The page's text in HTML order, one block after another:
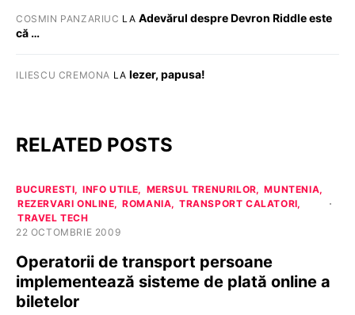
COSMIN PANZARIUC LA Adevărul despre Devron Riddle este
că …
ILIESCU CREMONA LA Iezer, papusa!
RELATED POSTS
BUCURESTI INFO UTILE MERSUL TRENURILOR
MUNTENIA
REZERVARI ONLINE
ROMANIA
TRANSPORT CALATORI
TRAVEL TECH
22 OCTOMBRIE 2009
Operatorii de transport persoane
implementează sisteme de plată online a
biletelor